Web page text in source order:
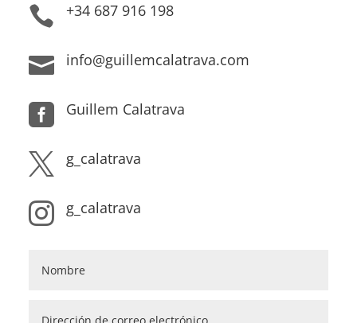
 +34 687 916 198
 info@guillemcalatrava.com
 Guillem Calatrava
 g_calatrava
 g_calatrava